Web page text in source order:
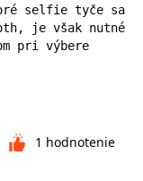
selfie tyče sa
je však nutné
pri výbere
1 hodnotenie